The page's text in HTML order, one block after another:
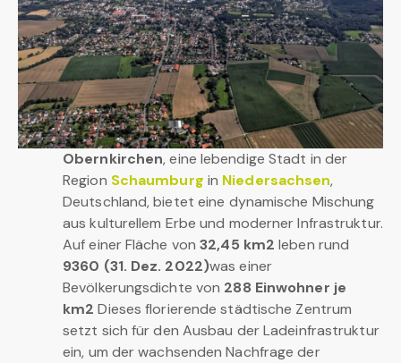
Obernkirchen, eine lebendige Stadt in der
Region Schaumburg in Niedersachsen,
Deutschland, bietet eine dynamische Mischung
aus kulturellem Erbe und moderner Infrastruktur.
Auf einer Fläche von32,45 km2 leben rund
9360 (31. Dez. 2022)was einer
Bevölkerungsdichte von 288 Einwohner je
km2 Dieses florierende städtische Zentrum
setzt sich für den Ausbau der Ladeinfrastruktur
ein, um der wachsenden Nachfrage der